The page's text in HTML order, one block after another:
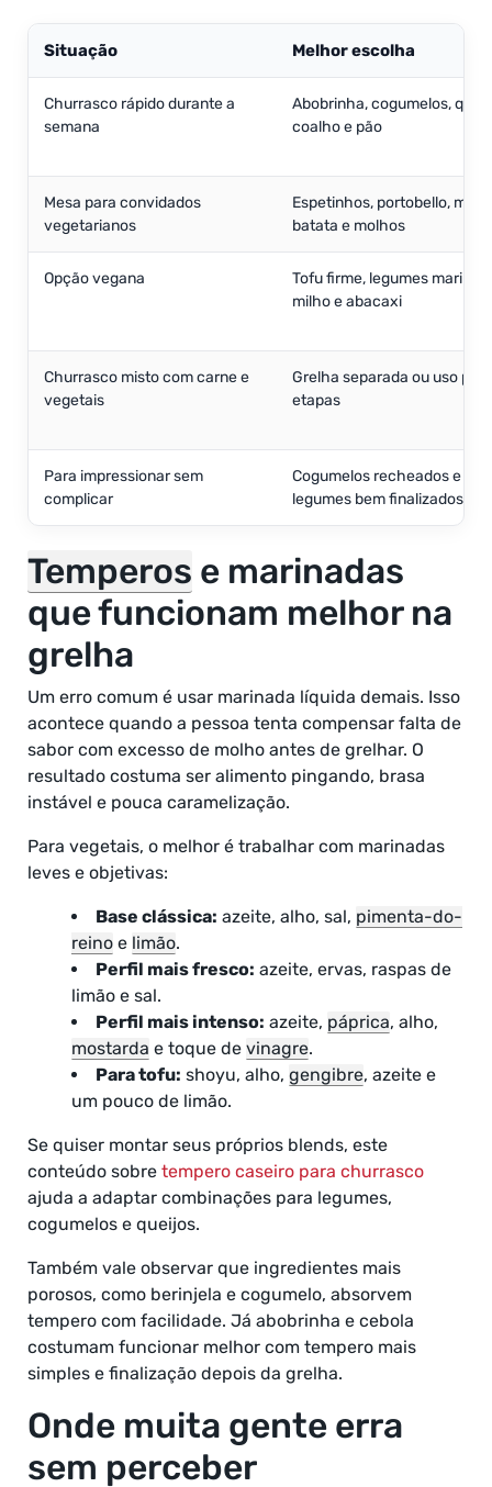
Situação Melhor escolha
Churrasco rápido durante a
semana
Abobrinha, cogumelos,
coalho e pão
Mesa para convidados
vegetarianos
Espetinhos, portobello,
batata e molhos
Opção vegana
Tofu firme, legumes
milho e abacaxi
Churrasco misto com carne e
vegetais
Grelha separada ou uso por
etapas
Para impressionar sem
complicar
Cogumelos recheados e
legumes bem finalizados
Temperos e marinadas
que funcionam melhor na
grelha
Um erro comum é usar marinada líquida demais. Isso
acontece quando a pessoa tenta compensar falta de
sabor com excesso de molho antes de grelhar. O
resultado costuma ser alimento pingando, brasa
instável e pouca caramelização.
Para vegetais, o melhor é trabalhar com marinadas
leves e objetivas:
Base clássica: azeite, alho, sal, pimenta-do-
reino e limão.
Perfil mais fresco: azeite, ervas, raspas de
limão e sal.
Perfil mais intenso: azeite, páprica, alho,
mostarda e toque de vinagre.
Para tofu: shoyu, alho, gengibre, azeite e
um pouco de limão.
Se quiser montar seus próprios blends, este
conteúdo sobre tempero caseiro para churrasco
ajuda a adaptar combinações para legumes,
cogumelos e queijos.
Também vale observar que ingredientes mais
porosos, como berinjela e cogumelo, absorvem
tempero com facilidade. Já abobrinha e cebola
costumam funcionar melhor com tempero mais
simples e finalização depois da grelha.
Onde muita gente erra
sem perceber